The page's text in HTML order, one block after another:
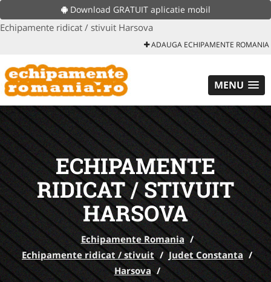
Download GRATUIT aplicatie mobil
Echipamente ridicat / stivuit Harsova
ADAUGA ECHIPAMENTE ROMANIA
MENU
ECHIPAMENTE
RIDICAT / STIVUIT
HARSOVA
Echipamente Romania /
Echipamente ridicat / stivuit / Judet Constanta /
Harsova /